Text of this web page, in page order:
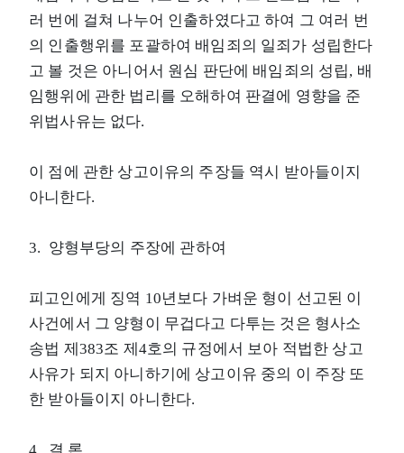
러 번에 걸쳐 나누어 인출하였다고 하여 그 여러 번
의 인출행위를 포괄하여 배임죄의 일죄가 성립한다
고 볼 것은 아니어서 원심 판단에 배임죄의 성립, 배
임행위에 관한 법리를 오해하여 판결에 영향을 준
위법사유는 없다.
이 점에 관한 상고이유의 주장들 역시 받아들이지
아니한다.
3. 양형부당의 주장에 관하여
피고인에게 징역 10년보다 가벼운 형이 선고된 이
사건에서 그 양형이 무겁다고 다투는 것은 형사소
송법 제383조 제4호의 규정에서 보아 적법한 상고
사유가 되지 아니하기에 상고이유 중의 이 주장 또
한 받아들이지 아니한다.
4. 결 론